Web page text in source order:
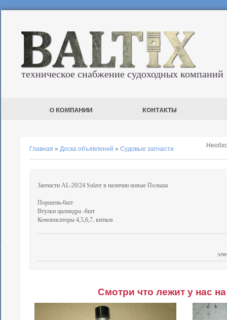
техническое снабжение судоходных компаний
Главная » Доска объявлений » Судовые запчасти
Запчасти AL-20/24 Sulzer в наличии новые Польша
Поршень-6шт
Втулки цилиндра -6шт
Компенсаторы 4,5,6,7, витков
Смотри что лежит у нас